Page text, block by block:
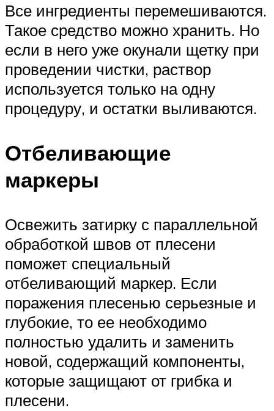
Все ингредиенты перемешиваются.
Такое средство можно хранить. Но
если в него уже окунали щетку при
проведении чистки, раствор
используется только на одну
процедуру, и остатки выливаются.
Отбеливающие
маркеры
Освежить затирку с параллельной
обработкой швов от плесени
поможет специальный
отбеливающий маркер. Если
поражения плесенью серьезные и
глубокие, то ее необходимо
полностью удалить и заменить
новой, содержащий компоненты,
которые защищают от грибка и
плесени.